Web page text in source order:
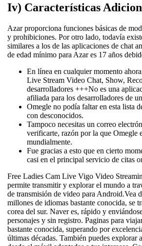
Iv) Características
Azar proporciona funciones básicas de
y prohibiciones. Por otro lado, todavía
similares a los de las aplicaciones de chat
de edad mínimo para Azar es 17 años
En línea en cualquier momento
Live Stream Video Chat, Show,
desarrolladores +++No es una
afiliada para los desarrolladores de
Omegle no podía faltar en esta lista
con desconocidos.
Tampoco necesitas un correo
verificarte, razón por la que Omegle
mundialmente.
Fue gracias a esto que en cierto
casi en el principal servicio de citas
Free Ladies Cam Live Vigo Video
permite transmitir y explorar el mundo a
de transmisión de video para Android.Vea
millones de idiomas bastante conocida, se
corea del sur. Naver es, rápido y
personajes y sin registro. Paginas para
bastante conocida, superando por
últimas décadas. También puedes explorar